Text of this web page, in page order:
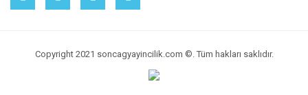
Copyright 2021 soncagyayincilik.com ©. Tüm hakları saklıdır.